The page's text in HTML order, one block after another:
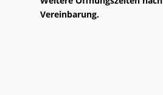
Vereinbarung.